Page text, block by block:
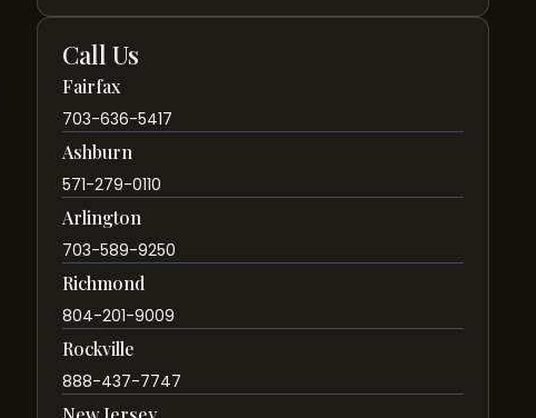
Call Us
Fairfax
703-636-5417
Ashburn
571-279-0110
Arlington
703-589-9250
Richmond
804-201-9009
Rockville
888-437-7747